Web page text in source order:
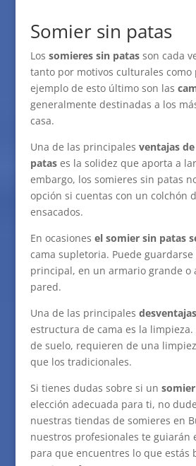
Somier sin patas
Los somieres sin patasson cada
tanto por motivos culturales como
ejemplo de esto último son las
generalmente destinadas a los
casa.
Una de las principales ventajas
patases la solidez que aporta a
embargo, los somieres sin patas
opción si cuentas con un colchón
ensacados.
En ocasiones el somier sin patas
cama supletoria. Puede guardarse
principal, en un armario grande o
pared.
Una de las principales desventajas
estructura de cama es la limpieza.
de suelo, requieren de una
que los tradicionales.
Si tienes dudas sobre si un
elección adecuada para ti, no
nuestras tiendas de somieres en
nuestros profesionales te guiarán
para que encuentres lo que estás